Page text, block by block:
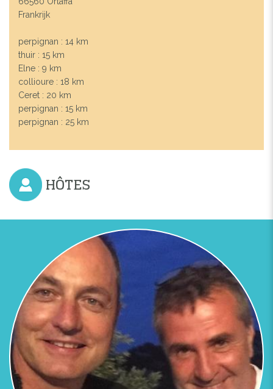
Frankrijk
perpignan : 14 km
thuir : 15 km
Elne : 9 km
collioure : 18 km
Ceret : 20 km
perpignan : 15 km
perpignan : 25 km
HÔTES